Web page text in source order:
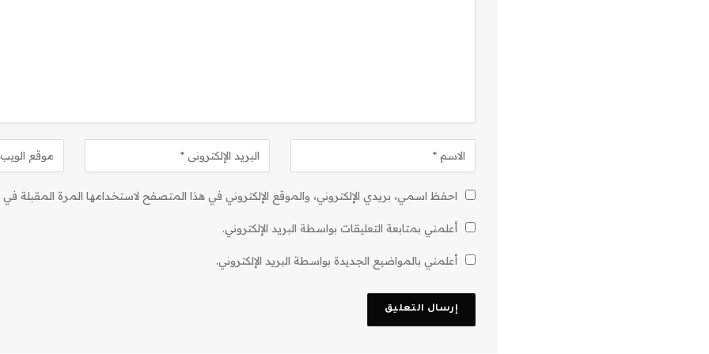
احفظ اسمي، بريدي الإلكتروني، والموقع الإلكتروني في هذا المتصفح لاستخدامها المرة المقبلة في
أعلمني بمتابعة التعليقات بواسطة البريد الإلكتروني.
أعلمني بالمواضيع الجديدة بواسطة البريد الإلكتروني.